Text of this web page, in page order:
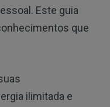
Este guia
que
ilimitada e